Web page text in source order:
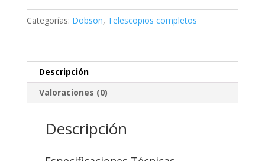
cantidad
Categorías: Dobson, Telescopios completos
Descripción
Valoraciones (0)
Descripción